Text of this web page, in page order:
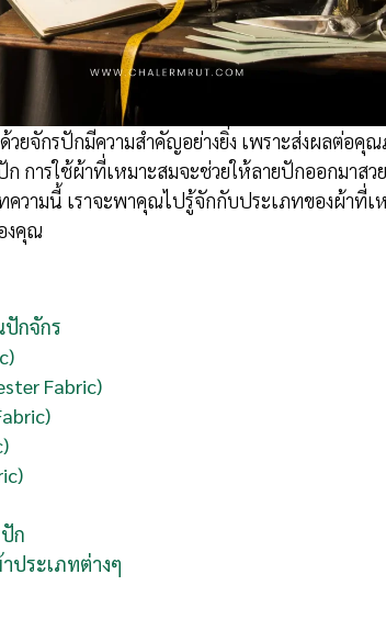
ยจักรปักมีความสำคัญอย่างยิ่ง เพราะส่งผลต่อคุ
การใช้ผ้าที่เหมาะสมจะช่วยให้ลายปักออกมาสว
วามนี้ เราจะพาคุณไปรู้จักกับประเภทของผ้าที่
งคุณ
กจักร
Fabric)
ก
ประเภทต่างๆ